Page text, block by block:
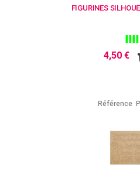
FIGURINES
4,50 €
Référence